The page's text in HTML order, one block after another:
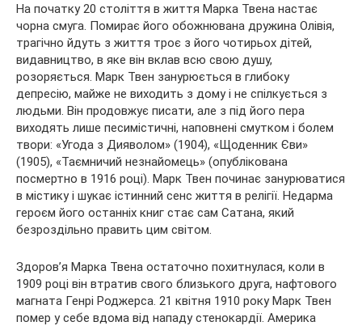
На початку 20 століття в життя Марка Твена настає
чорна смуга. Помирає його обожнювана дружина Олівія,
трагічно йдуть з життя троє з його чотирьох дітей,
видавництво, в яке він вклав всю свою душу,
розоряється. Марк Твен занурюється в глибоку
депресію, майже не виходить з дому і не спілкується з
людьми. Він продовжує писати, але з під його пера
виходять лише песимістичні, наповнені смутком і болем
твори: «Угода з Дияволом» (1904), «Щоденник Єви»
(1905), «Таємничий незнайомець» (опублікована
посмертно в 1916 році). Марк Твен починає занурюватися
в містику і шукає істинний сенс життя в релігії. Недарма
героєм його останніх книг стає сам Сатана, який
безроздільно править цим світом.
Здоров’я Марка Твена остаточно похитнулася, коли в
1909 році він втратив свого близького друга, нафтового
магната Генрі Роджерса. 21 квітня 1910 року Марк Твен
помер у себе вдома від нападу стенокардії. Америка